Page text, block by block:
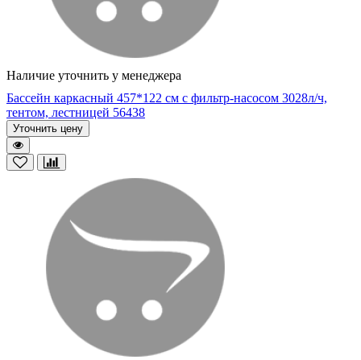
Наличие уточнить у менеджера
Бассейн каркасный 457*122 см с фильтр-насосом 3028л/ч,
тентом, лестницей 56438
Уточнить цену